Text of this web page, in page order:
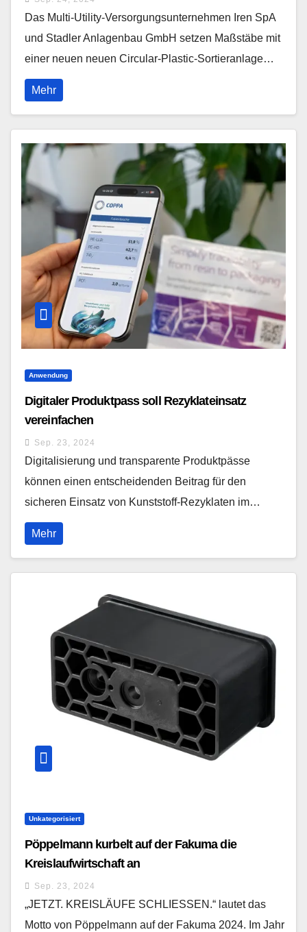
Das Multi-Utility-Versorgungsunternehmen Iren SpA
und Stadler Anlagenbau GmbH setzen Maßstäbe mit
einer neuen neuen Circular-Plastic-Sortieranlage…
Mehr
Anwendung
Digitaler Produktpass soll Rezyklateinsatz
vereinfachen
Sep. 23, 2024
Digitalisierung und transparente Produktpässe
können einen entscheidenden Beitrag für den
sicheren Einsatz von Kunststoff-Rezyklaten im…
Mehr
Unkategorisiert
Pöppelmann kurbelt auf der Fakuma die
Kreislaufwirtschaft an
Sep. 23, 2024
„JETZT. KREISLÄUFE SCHLIESSEN.“ lautet das
Motto von Pöppelmann auf der Fakuma 2024. Im Jahr